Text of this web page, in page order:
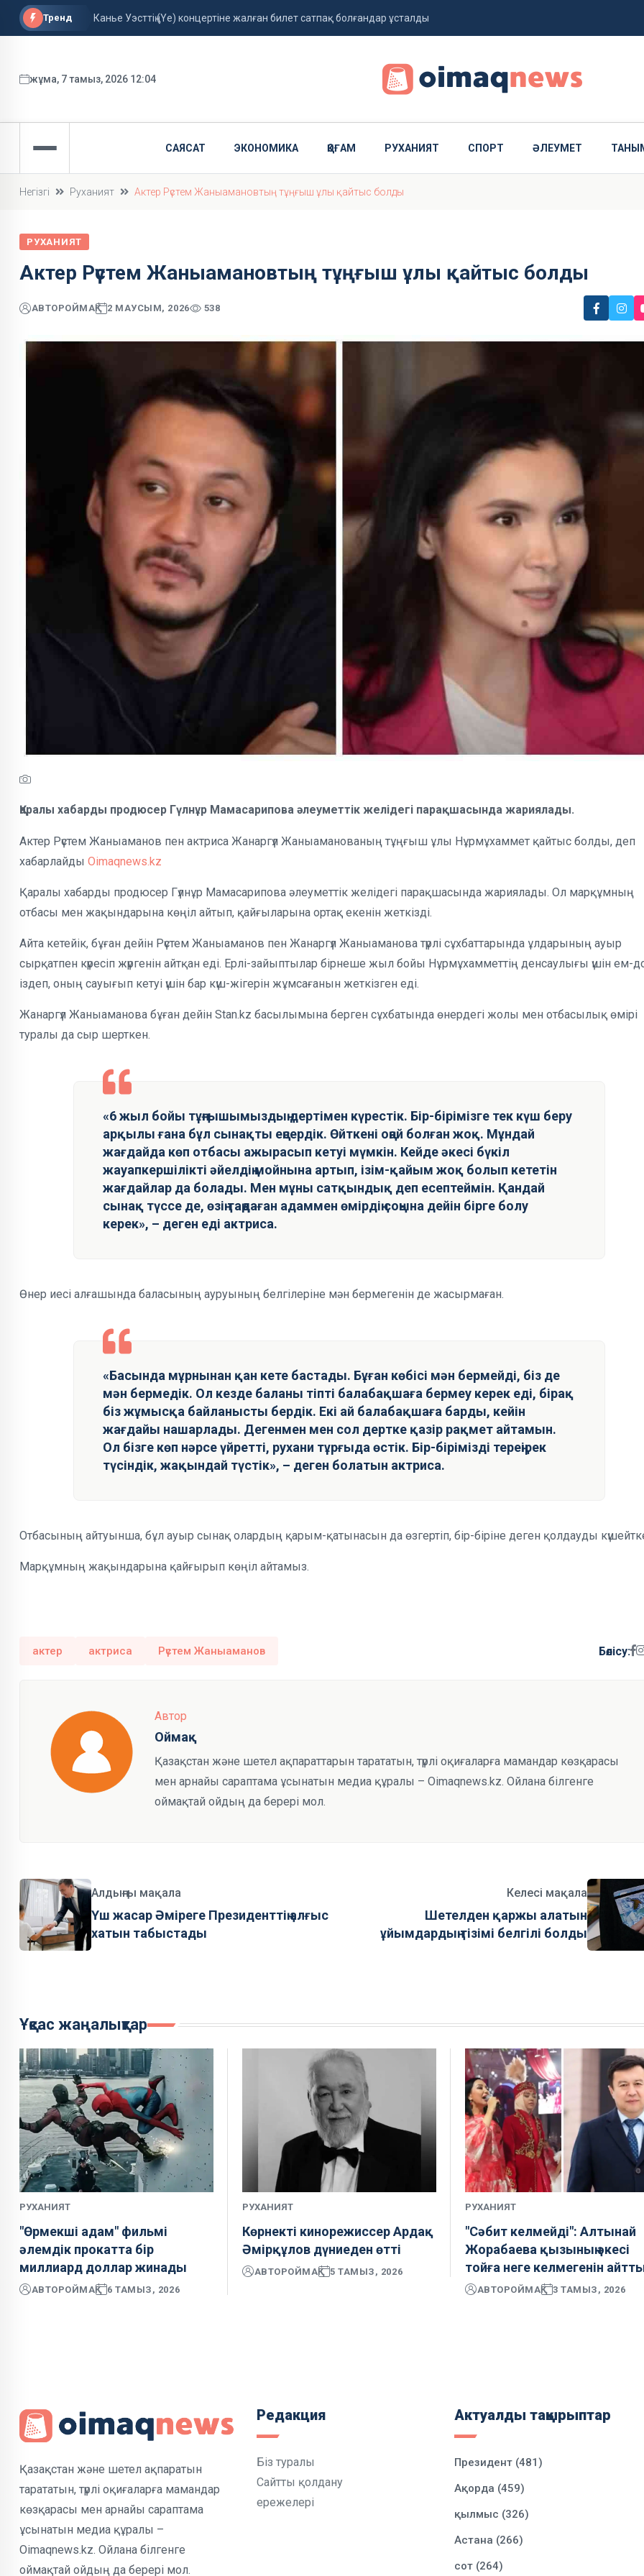
Тренд Канье Уэсттің (Ye) концертіне жалған билет сатпақ болғандар ұсталды
Кредитті ерте жапсаңыз, айыппұл төлемейсіз: қарыз алушыларға маңызды өзгеріс
жұма, 7 тамыз, 2026 12:04
САЯСАТ ЭКОНОМИКА ҚОҒАМ РУХАНИЯТ СПОРТ ӘЛЕУМЕТ
Негізгі Руханият Актер Рүстем Жаныамановтың тұңғыш ұлы қайтыс болды
РУХАНИЯТ
Актер Рүстем Жаныамановтың тұңғыш ұлы қайтыс болды
АВТОРОЙМАҚ 2 МАУСЫМ, 2026 538
Қаралы хабарды продюсер Гүлнұр Мамасарипова әлеуметтік желідегі парақшасында жариялады.
Актер Рүстем Жаныаманов пен актриса Жанаргүл Жаныаманованың тұңғыш ұлы Нұрмұхаммет қайтыс болды, деп
хабарлайды Oimaqnews.kz
Қаралы хабарды продюсер Гүлнұр Мамасарипова әлеуметтік желідегі парақшасында жариялады. Ол марқұмның
отбасы мен жақындарына көңіл айтып, қайғыларына ортақ екенін жеткізді.
Айта кетейік, бұған дейін Рүстем Жаныаманов пен Жанаргүл Жаныаманова түрлі сұхбаттарында ұлдарының ауыр
сырқатпен күресіп жүргенін айтқан еді. Ерлі-зайыптылар бірнеше жыл бойы Нұрмұхамметтің денсаулығы үшін ем-
іздеп, оның сауығып кетуі үшін бар күш-жігерін жұмсағанын жеткізген еді.
Жанаргүл Жаныаманова бұған дейін Stan.kz басылымына берген сұхбатында өнердегі жолы мен отбасылық өмірі
туралы да сыр шерткен.
«6 жыл бойы тұңғышымыздың дертімен күрестік. Бір-бірімізге тек күш беру
арқылы ғана бұл сынақты еңсердік. Өйткені оңай болған жоқ. Мұндай
жағдайда көп отбасы ажырасып кетуі мүмкін. Кейде әкесі бүкіл
жауапкершілікті әйелдің мойнына артып, ізім-қайым жоқ болып кететін
жағдайлар да болады. Мен мұны сатқындық деп есептеймін. Қандай
сынақ түссе де, өзің таңдаған адаммен өмірдің соңына дейін бірге болу
керек», – деген еді актриса.
Өнер иесі алғашында баласының ауруының белгілеріне мән бермегенін де жасырмаған.
«Басында мұрнынан қан кете бастады. Бұған көбісі мән бермейді, біз де
мән бермедік. Ол кезде баланы тіпті балабақшаға бермеу керек еді, бірақ
біз жұмысқа байланысты бердік. Екі ай балабақшаға барды, кейін
жағдайы нашарлады. Дегенмен мен сол дертке қазір рақмет айтамын.
Ол бізге көп нәрсе үйретті, рухани тұрғыда өстік. Бір-бірімізді тереңірек
түсіндік, жақындай түстік», – деген болатын актриса.
Отбасының айтуынша, бұл ауыр сынақ олардың қарым-қатынасын да өзгертіп, бір-біріне деген қолдауды
Марқұмның жақындарына қайғырып көңіл айтамыз.
актер актриса Рүстем Жаныаманов Бөлісу:
Автор
Оймақ
Қазақстан және шетел ақпараттарын тарататын, түрлі оқиғаларға мамандар көзқарасы
мен арнайы сараптама ұсынатын медиа құралы – Oimaqnews.kz. Ойлана білгенге
оймақтай ойдың да берері мол.
Алдыңғы мақала
Үш жасар Әміреге Президенттің алғыс
хатын табыстады
Келесі мақала
Шетелден қаржы алатын
ұйымдардың тізімі белгілі болды
Ұқсас жаңалықтар
РУХАНИЯТ
"Өрмекші адам" фильмі
әлемдік прокатта бір
миллиард доллар жинады
АВТОРОЙМАҚ 6 ТАМЫЗ, 2026
РУХАНИЯТ
Көрнекті кинорежиссер Ардақ
Әмірқұлов дүниеден өтті
АВТОРОЙМАҚ 5 ТАМЫЗ, 2026
РУХАНИЯТ
"Сәбит келмейді": Алтынай
Жорабаева қызының әкесі
тойға неге келмегенін
АВТОРОЙМАҚ 3 ТАМЫЗ, 2026
Қазақстан және шетел ақпаратын
тарататын, түрлі оқиғаларға мамандар
көзқарасы мен арнайы сараптама
ұсынатын медиа құралы –
Oimaqnews.kz. Ойлана білгенге
оймақтай ойдың да берері мол.
Редакция
Біз туралы
Сайтты қолдану
ережелері
Актуалды тақырыптар
Президент (481)
Ақорда (459)
қылмыс (326)
Астана (266)
сот (264)